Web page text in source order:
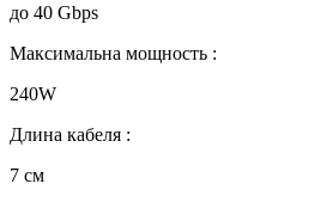
до 40 Gbps
Максимальна мощность :
240W
Длина кабеля :
7 см